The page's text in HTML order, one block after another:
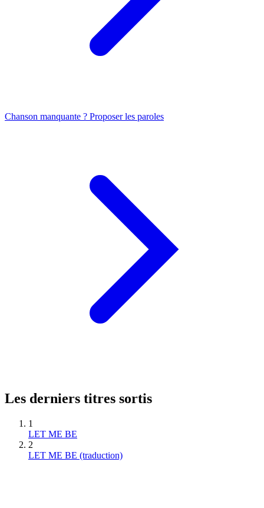
Chanson manquante ? Proposer les paroles
Les derniers titres sortis
1
LET ME BE
2
LET ME BE (traduction)